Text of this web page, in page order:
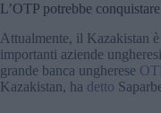
L’OTP potrebbe
Attualmente, il Kazakistan
importanti aziende
grande banca ungherese
Kazakistan, ha detto